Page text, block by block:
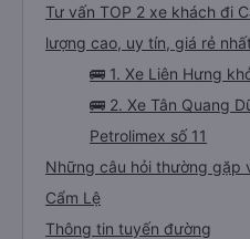
Tư vấn TOP 2 xe khách đi
lượng cao, uy tín, giá rẻ
🚌 1. Xe Liên Hưng
🚌 2. Xe Tân Quang
Petrolimex số 11
Những câu hỏi thường gặp
Cẩm Lệ
Thông tin tuyến đường